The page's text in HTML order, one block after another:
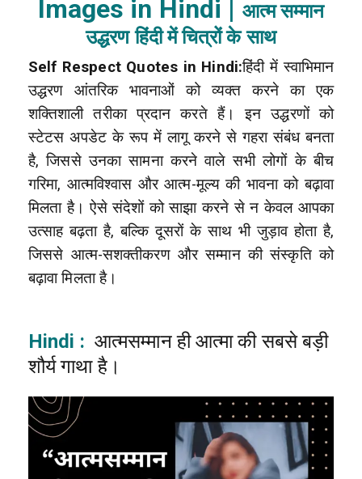
Images in Hindi |
आत्म सम्मान
उद्धरण हिंदी में चित्रों के साथ
Self Respect Quotes in Hindi:हिंदी में स्वाभिमान
उद्धरण आंतरिक भावनाओं को व्यक्त करने का एक
शक्तिशाली तरीका प्रदान करते हैं। इन उद्धरणों को
स्टेटस अपडेट के रूप में लागू करने से गहरा संबंध बनता
है, जिससे उनका सामना करने वाले सभी लोगों के बीच
गरिमा, आत्मविश्वास और आत्म-मूल्य की भावना को बढ़ावा
मिलता है। ऐसे संदेशों को साझा करने से न केवल आपका
उत्साह बढ़ता है, बल्कि दूसरों के साथ भी जुड़ाव होता है,
जिससे आत्म-सशक्तीकरण और सम्मान की संस्कृति को
बढ़ावा मिलता है।
Hindi : आत्मसम्मान ही आत्मा की सबसे बड़ी
शौर्य गाथा है।